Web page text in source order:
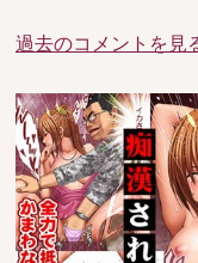
過去のコメントを見